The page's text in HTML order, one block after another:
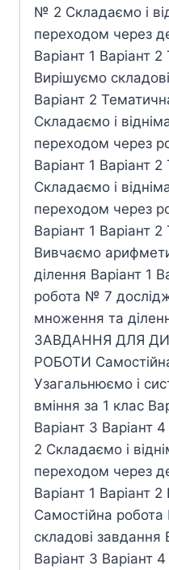
№ 2 Складаємо і
переходом через
Варіант 1 Варіант
Вирішуємо
Варіант 2
Складаємо і
переходом через
Варіант 1 Варіант
Складаємо і
переходом через
Варіант 1 Варіант
Вивчаємо
ділення Варіант 1
робота № 7
множення та
ЗАВДАННЯ ДЛЯ
РОБОТИ
Узагальнюємо і
вміння за 1 клас
Варіант 3 Варіант
2 Складаємо і
переходом через
Варіант 1 Варіант
Самостійна
складові завдання
Варіант 3 Варіант